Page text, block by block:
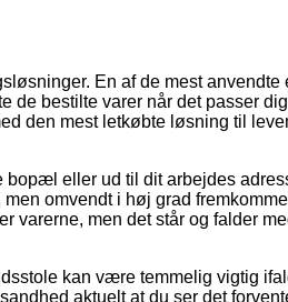
En af de mest anvendte
de bestilte varer når det passer
den mest letkøbte løsning til
eller ud til dit arbejdes
omvendt i høj grad
varerne, men det står og falder
kan være temmelig vigtig
aktuelt at du ser det